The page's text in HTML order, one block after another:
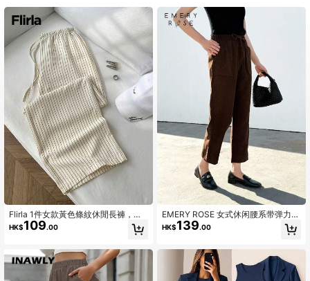
4.86 1.8M 追蹤者
4.86 1.8M 追蹤者
4.86 1.8M 追蹤者
4.86 1.8M 追蹤者
4.86 1.8M 追蹤者
Flirla 1件女款黃色條紋休閒長褲，泡
泡皺褶面料，超低腰抽繩設計，寬鬆
直筒褲，休閒浪漫風，適合嬌小女性
HK$109.00
EMERY ROSE 女式休闲腰系带弹力直
筒灯芯绒裤，秋季
HK$139.00